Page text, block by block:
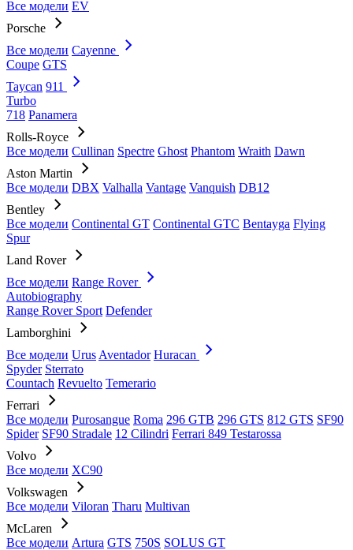
Все модели EV
Porsche
Все модели Cayenne
Coupe GTS
Taycan 911
Turbo
718 Panamera
Rolls-Royce
Все модели Cullinan Spectre Ghost Phantom Wraith Dawn
Aston Martin
Все модели DBX Valhalla Vantage Vanquish DB12
Bentley
Все модели Continental GT Continental GTC Bentayga Flying
Spur
Land Rover
Все модели Range Rover
Autobiography
Range Rover Sport Defender
Lamborghini
Все модели Urus Aventador Huracan
Spyder Sterrato
Countach Revuelto Temerario
Ferrari
Все модели Purosangue Roma 296 GTB 296 GTS 812 GTS SF90
Spider SF90 Stradale 12 Cilindri Ferrari 849 Testarossa
Volvo
Все модели XC90
Volkswagen
Все модели Viloran Tharu Multivan
McLaren
Все модели Artura GTS 750S SOLUS GT